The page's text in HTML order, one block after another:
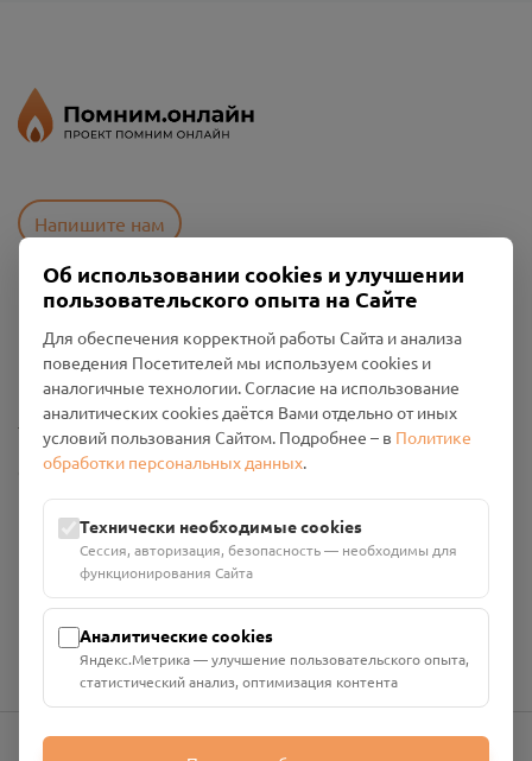
Напишите нам
Политика конфиденциальности
Промо-материалы
Настройки cookies
Общество с ограниченной ответственностью «Смоленский
Проект Помним»
ИНН: 6700029207 ОГРН: 1256700001986
Юридический адрес: 216790, Смоленская область, р-н
Руднянский, г. Рудня, улица Западная, д. 26А, пом. 18
Номер счёта: 40702810901130004287 в АО "АЛЬФА-БАНК"
Об использовании cookies и улучшении
пользовательского опыта на Сайте
Для обеспечения корректной работы Сайта и анализа
поведения Посетителей мы используем cookies и
аналогичные технологии. Согласие на использование
аналитических cookies даётся Вами отдельно от иных
условий пользования Сайтом. Подробнее – в Политике
обработки персональных данных.
Технически необходимые cookies
Сессия, авторизация, безопасность — необходимы для
функционирования Сайта
Аналитические cookies
Яндекс.Метрика — улучшение пользовательского опыта,
статистический анализ, оптимизация контента